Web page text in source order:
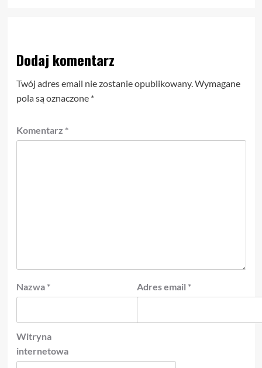
Dodaj komentarz
Twój adres email nie zostanie opublikowany.Wymagane
pola są oznaczone *
Komentarz *
Nazwa * Adres email *
Witryna
internetowa